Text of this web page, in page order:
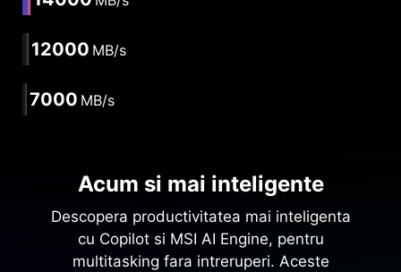
12000 MB/s
7000 MB/s
Acum si mai inteligente
Descopera productivitatea mai inteligenta
cu Copilot si MSI AI Engine, pentru
multitasking fara intreruperi. Aceste